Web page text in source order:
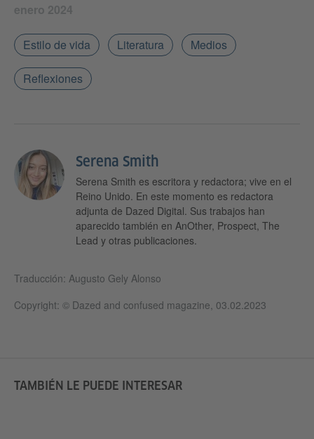
enero 2024
Estilo de vida Literatura Medios
Reflexiones
Serena Smith
Serena Smith es escritora y redactora; vive en el
Reino Unido. En este momento es redactora
adjunta de Dazed Digital. Sus trabajos han
aparecido también en AnOther, Prospect, The
Lead y otras publicaciones.
Traducción: Augusto Gely Alonso
Copyright: © Dazed and confused magazine, 03.02.2023
TAMBIÉN LE PUEDE INTERESAR